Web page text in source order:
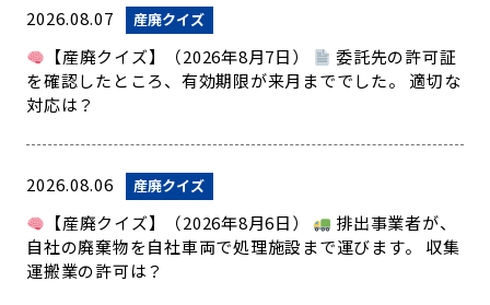
2026.08.07 産廃クイズ
【産廃クイズ】（2026年8月7日）
委託先の許可証
を確認したところ、有効期限が来月まででした。 適切な
対応は？
2026.08.06 産廃クイズ
【産廃クイズ】（2026年8月6日）
排出事業者が、
自社の廃棄物を自社車両で処理施設まで運びます。 収集
運搬業の許可は？